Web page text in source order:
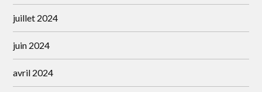
juillet 2024
juin 2024
avril 2024